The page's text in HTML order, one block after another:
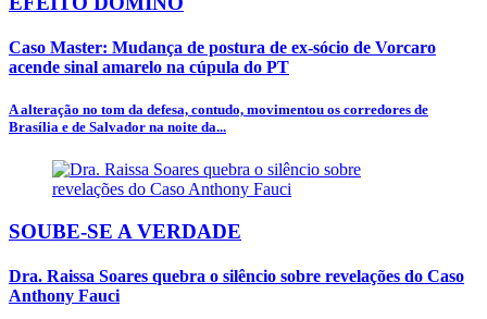
Caso Master: Mudança de postura de ex-sócio de Vorcaro
acende sinal amarelo na cúpula do PT
A alteração no tom da defesa, contudo, movimentou os corredores de
Brasília e de Salvador na noite da...
SOUBE-SE A VERDADE
Dra. Raissa Soares quebra o silêncio sobre revelações do Caso
Anthony Fauci